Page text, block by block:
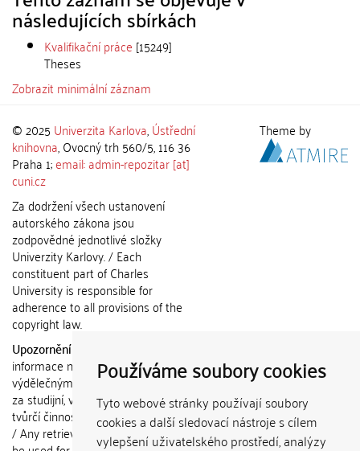
Používáme soubory cookies
Tyto webové stránky používají soubory
cookies a další sledovací nástroje s cílem
vylepšení uživatelského prostředí, analýzy
následujících sbírkách
Kvalifikační práce [15249]
Theses
Zobrazit minimální záznam
© 2025 Univerzita Karlova,Ústřední
knihovna, Ovocný trh 560/5, 116 36
Praha 1;email: admin-repozitar [at]
cuni.cz
Za dodržení všech ustanovení
autorského zákona jsou
zodpovědné jednotlivé složky
Univerzity Karlovy. / Each
constituent part of Charles
University is responsible for
adherence to all provisions of the
copyright law.
Upozornění / Notice:
informace nemohou být použity k
výdělečným účelům nebo vydávány
za studijní, vědeckou nebo jinou
tvůrčí činnost jiné osoby než autora.
/ Any retrieved information shall not
Theme by